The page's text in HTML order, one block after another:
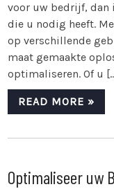
voor uw bedrijf, dan
die u nodig heeft.
op verschillende
maat gemaakte
optimaliseren. Of u
READ MORE »
Optimaliseer uw